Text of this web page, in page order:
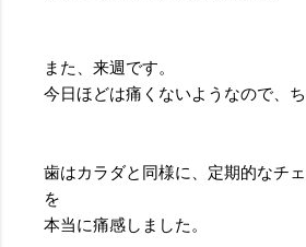
また、来週です。
今日ほどは痛くないようなので、ち
歯はカラダと同様に、定期的なチ
を
本当に痛感しました。